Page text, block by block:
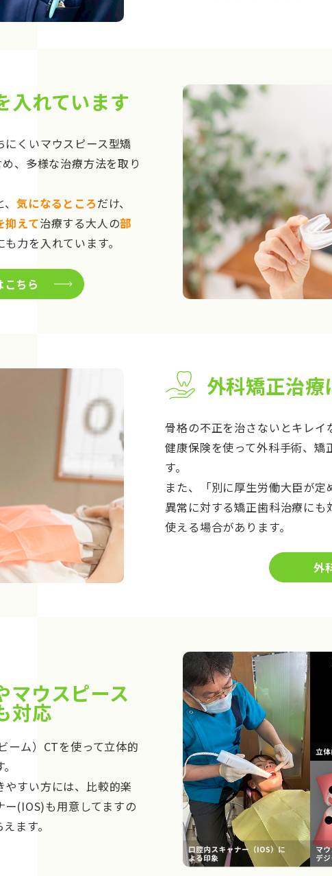
入れています
くいマウスピース型矯
、多様な治療方法を取り
、気になるところだけ、
抑えて治療する大人の部
も力を入れています。
ちら
外科矯正治療
骨格の不正を治さないとキレイ
健康保険を使って外科手術、矯
す。
また、「別に厚生労働大臣が
異常に対する矯正歯科治療にも
使える場合があります。
外
マウスピース
対応
ーム）CTを使って立体的
すい方には、比較的楽
(IOS)も用意してますの
ます。